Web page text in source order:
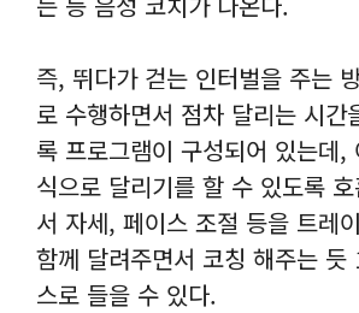
간으로 나의
정하여 일상
동량을 확인
다.
만보기 위젯
휴대폰 화면
하면 나의
즉, 뛰다가 걷는 인터벌을 주는
로 수행하면서 점차 달리는 시간
록 프로그램이 구성되어 있는데,
식으로 달리기를 할 수 있도록
서 자세, 페이스 조절 등을 트레
함께 달려주면서 코칭 해주는
스로 들을 수 있다.